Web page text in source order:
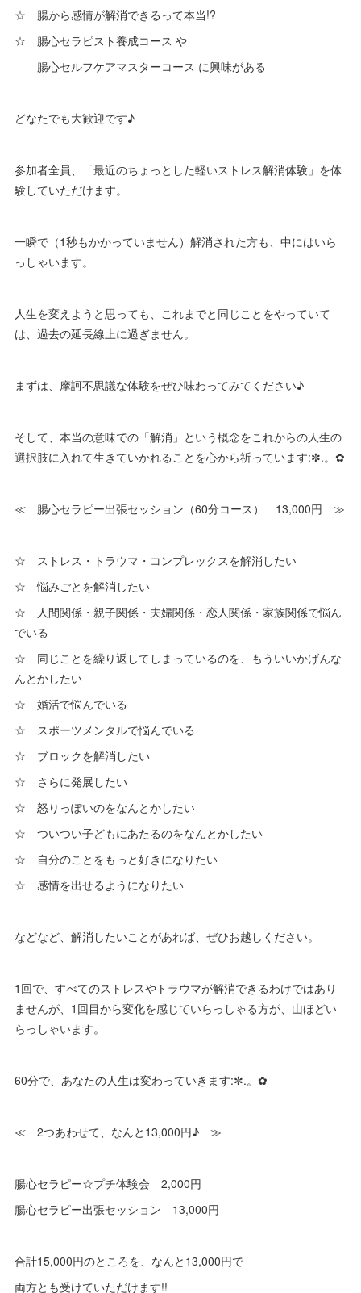
☆ 腸から感情が解消できるって本当!?
☆ 腸心セラピスト養成コース や
腸心セルフケアマスターコース に興味がある
どなたでも大歓迎です♪
参加者全員、「最近のちょっとした軽いストレス解消体験」を体
験していただけます。
一瞬で（1秒もかかっていません）解消された方も、中にはいら
っしゃいます。
人生を変えようと思っても、これまでと同じことをやっていて
は、過去の延長線上に過ぎません。
まずは、摩訶不思議な体験をぜひ味わってみてください♪
そして、本当の意味での「解消」という概念をこれからの人生の
選択肢に入れて生きていかれることを心から祈っています:✼.。✿
≪ 腸心セラピー出張セッション（60分コース） 13,000円 ≫
☆ ストレス・トラウマ・コンプレックスを解消したい
☆ 悩みごとを解消したい
☆ 人間関係・親子関係・夫婦関係・恋人関係・家族関係で悩ん
でいる
☆ 同じことを繰り返してしまっているのを、もういいかげんな
んとかしたい
☆ 婚活で悩んでいる
☆ スポーツメンタルで悩んでいる
☆ ブロックを解消したい
☆ さらに発展したい
☆ 怒りっぽいのをなんとかしたい
☆ ついつい子どもにあたるのをなんとかしたい
☆ 自分のことをもっと好きになりたい
☆ 感情を出せるようになりたい
などなど、解消したいことがあれば、ぜひお越しください。
1回で、すべてのストレスやトラウマが解消できるわけではあり
ませんが、1回目から変化を感じていらっしゃる方が、山ほどい
らっしゃいます。
60分で、あなたの人生は変わっていきます:✼.。✿
≪ 2つあわせて、なんと13,000円♪ ≫
腸心セラピー☆プチ体験会 2,000円
腸心セラピー出張セッション 13,000円
合計15,000円のところを、なんと13,000円で
両方とも受けていただけます!!